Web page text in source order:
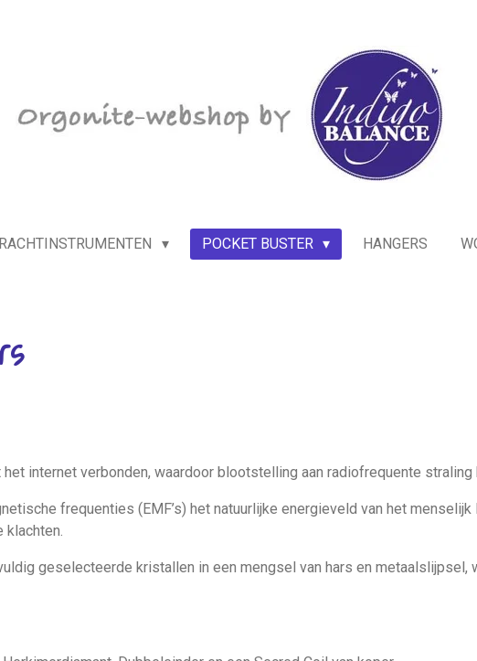
POCKET BUSTER HANGERS
internet verbonden, waardoor blootstelling aan radiofrequente straling
frequenties (EMF’s) het natuurlijke energieveld van het
klachten.
geselecteerde kristallen in een mengsel van hars en